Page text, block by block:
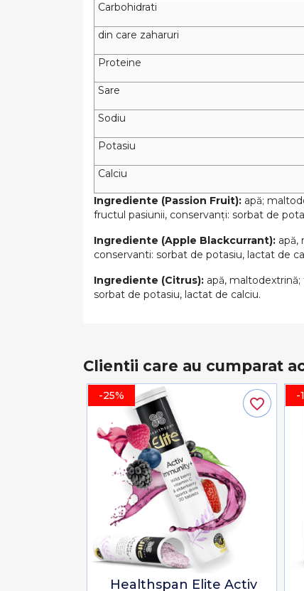
Carbohidrati
din care zaharuri
Proteine
Sare
Sodiu
Potasiu
Calciu
Ingrediente (Passion Fruit): apă;
fructul pasiunii, conservanți: sorbat de
Ingrediente (Apple Blackcurrant): apă,
conservanti: sorbat de potasiu, lactat de
Ingrediente (Citrus): apă,
sorbat de potasiu, lactat de calciu.
Clientii care au cumparat
-25%
Healthspan Elite Activ
favorite_border -